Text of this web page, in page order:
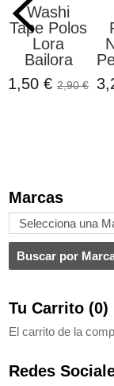
Marcas
Tu Carrito (0)
El carrito de la
Redes
Washi
Tape Polos
Lora
Bailora
1,50 € 2,90 €